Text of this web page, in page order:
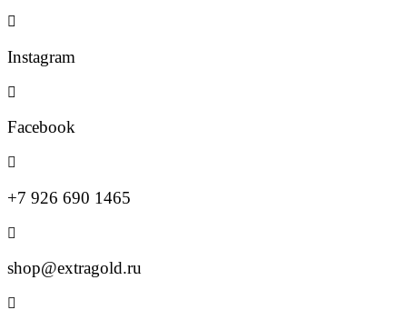
Instagram
Facebook
+7 926 690 1465
shop@extragold.ru